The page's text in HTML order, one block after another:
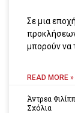
Σε μια
μπορούν να
READ MORE »
Άντρεα
Σχόλια